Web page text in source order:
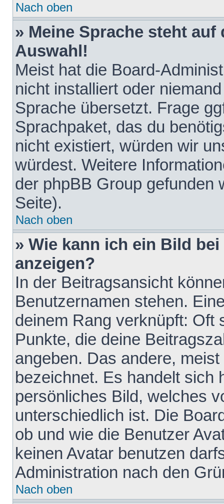
Nach oben
» Meine Sprache steht
Auswahl!
Meist hat die Board-
nicht installiert oder
Sprache übersetzt. Frage
Sprachpaket, das du
nicht existiert, würden wir
würdest. Weitere
der phpBB Group gefunden
Seite).
Nach oben
» Wie kann ich ein Bild
anzeigen?
In der Beitragsansicht
Benutzernamen stehen.
deinem Rang verknüpft: Oft
Punkte, die deine
angeben. Das andere,
bezeichnet. Es handelt sich
persönliches Bild, welches
unterschiedlich ist. Die
ob und wie die Benutzer
keinen Avatar benutzen
Administration nach den
Nach oben